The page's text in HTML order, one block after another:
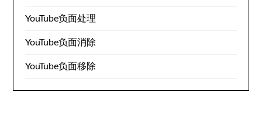
YouTube负面处理
YouTube负面消除
YouTube负面移除